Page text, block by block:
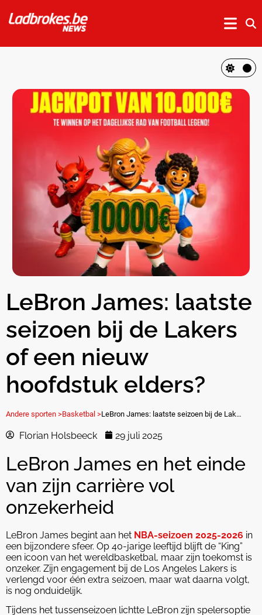
LeBron James: laatste
seizoen bij de Lakers
of een nieuw
hoofdstuk elders?
Andere sporten >Basketbal > LeBron James: laatste seizoen bij de Lakers of een nieuw hoofdstuk elders?
Florian Holsbeeck 29 juli 2025
LeBron James en het einde
van zijn carrière vol
onzekerheid
LeBron James begint aan het NBA-seizoen 2025-2026 in
een bijzondere sfeer. Op 40-jarige leeftijd blijft de “King”
een icoon van het wereldbasketbal, maar zijn toekomst is
onzeker. Zijn engagement bij de Los Angeles Lakers is
verlengd voor één extra seizoen, maar wat daarna volgt,
is nog onduidelijk.
Tijdens het tussenseizoen lichtte LeBron zijn spelersoptie